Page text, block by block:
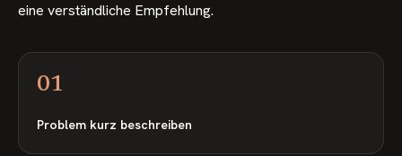
eine verständliche Empfehlung.
01
Problem kurz beschreiben